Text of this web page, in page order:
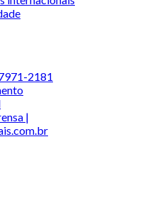
2181
|